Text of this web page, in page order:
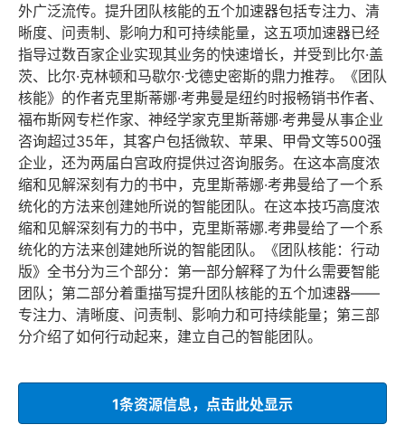
外广泛流传。提升团队核能的五个加速器包括专注力、清
晰度、问责制、影响力和可持续能量，这五项加速器已经
指导过数百家企业实现其业务的快速增长，并受到比尔·盖
茨、比尔·克林顿和马歇尔·戈德史密斯的鼎力推荐。《团队
核能》的作者克里斯蒂娜·考弗曼是纽约时报畅销书作者、
福布斯网专栏作家、神经学家克里斯蒂娜·考弗曼从事企业
咨询超过35年，其客户包括微软、苹果、甲骨文等500强
企业，还为两届白宫政府提供过咨询服务。在这本高度浓
缩和见解深刻有力的书中，克里斯蒂娜·考弗曼给了一个系
统化的方法来创建她所说的智能团队。在这本技巧高度浓
缩和见解深刻有力的书中，克里斯蒂娜.考弗曼给了一个系
统化的方法来创建她所说的智能团队。《团队核能：行动
版》全书分为三个部分：第一部分解释了为什么需要智能
团队；第二部分着重描写提升团队核能的五个加速器——
专注力、清晰度、问责制、影响力和可持续能量；第三部
分介绍了如何行动起来，建立自己的智能团队。
1条资源信息，点击此处显示